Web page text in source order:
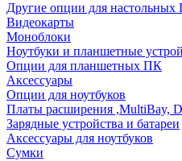
Другие опции для
Видеокарты
Моноблоки
Ноутбуки и планшетные
Опции для планшетных ПК
Аксессуары
Опции для ноутбуков
Платы расширения ,MultiBay,
Зарядные устройства и батареи
Аксессуары для ноутбуков
Сумки